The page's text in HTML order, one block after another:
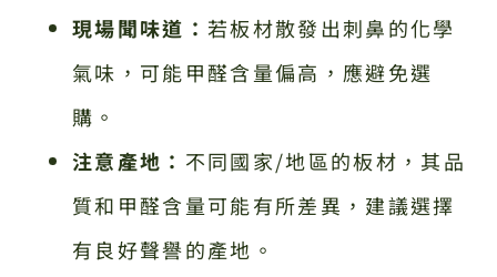
現場聞味道：若板材散發出刺鼻的化學
氣味，可能甲醛含量偏高，應避免選
購。
注意產地： 不同國家/地區的板材，其品
質和甲醛含量可能有所差異，建議選擇
有良好聲譽的產地。